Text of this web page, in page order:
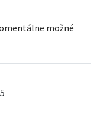
možné